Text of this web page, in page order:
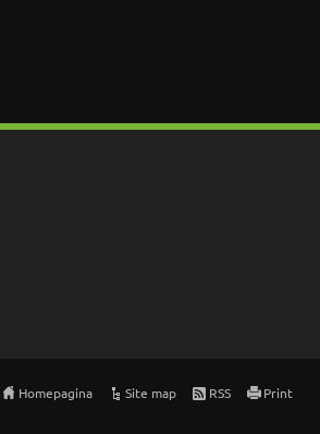
Homepagina Site map RSS Print